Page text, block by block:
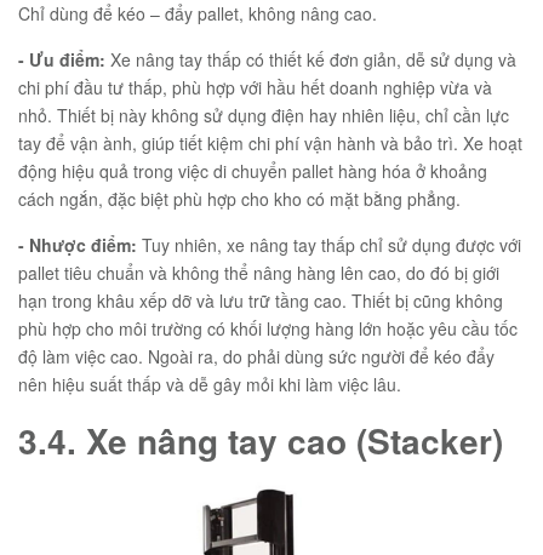
Chỉ dùng để kéo – đẩy pallet, không nâng cao.
- Ưu điểm: Xe nâng tay thấp có thiết kế đơn giản, dễ sử dụng và
chi phí đầu tư thấp, phù hợp với hầu hết doanh nghiệp vừa và
nhỏ. Thiết bị này không sử dụng điện hay nhiên liệu, chỉ cần lực
tay để vận ành, giúp tiết kiệm chi phí vận hành và bảo trì. Xe hoạt
động hiệu quả trong việc di chuyển pallet hàng hóa ở khoảng
cách ngắn, đặc biệt phù hợp cho kho có mặt bằng phẳng.
- Nhược điểm: Tuy nhiên, xe nâng tay thấp chỉ sử dụng được với
pallet tiêu chuẩn và không thể nâng hàng lên cao, do đó bị giới
hạn trong khâu xếp dỡ và lưu trữ tầng cao. Thiết bị cũng không
phù hợp cho môi trường có khối lượng hàng lớn hoặc yêu cầu tốc
độ làm việc cao. Ngoài ra, do phải dùng sức người để kéo đẩy
nên hiệu suất thấp và dễ gây mỏi khi làm việc lâu.
3.4. Xe nâng tay cao (Stacker)